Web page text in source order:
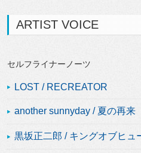
ARTIST VOICE
セルフライナーノーツ
LOST / RECREATOR
another sunnyday / 夏の再来
黒坂正二郎 / キングオブヒュ